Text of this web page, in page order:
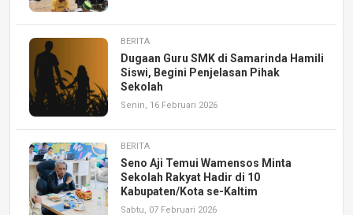
BERITA
Dugaan Guru SMK di Samarinda Hamili
Siswi, Begini Penjelasan Pihak
Sekolah
Senin, 16 Februari 2026
BERITA
Seno Aji Temui Wamensos Minta
Sekolah Rakyat Hadir di 10
Kabupaten/Kota se-Kaltim
Sabtu, 07 Februari 2026